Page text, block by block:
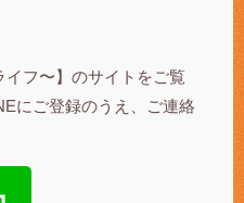
イフ〜】のサイトをご覧
にご登録のうえ、ご連絡